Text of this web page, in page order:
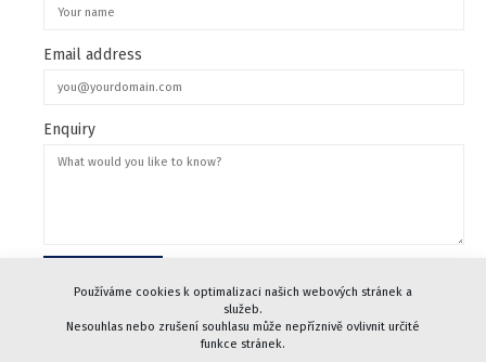
Používáme cookies k optimalizaci našich webových stránek a
služeb.
Nesouhlas nebo zrušení souhlasu může nepříznivě ovlivnit určité
funkce stránek.
Email address
Enquiry